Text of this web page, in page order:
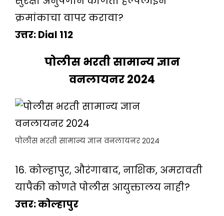
क्रमांकाचा वापर करावा?
उत्तर: Dial 112
पोलीस भरती सामान्य ज्ञान
वनलायनर 2024
पोलीस भरती सामान्य ज्ञान वनलायनर 2024
16. कोल्हापुर, औरंगाबाद, नाशिक, अमरावती
यापैकी कोणते पोलीस आयुक्तालय नाही?
उत्तर: कोल्हापुर